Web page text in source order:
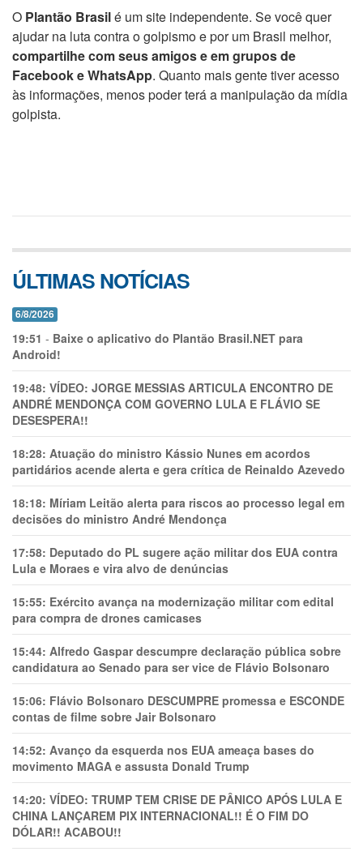
O Plantão Brasilé um site independente. Se você quer
ajudar na luta contra o golpismo e por um Brasil melhor,
compartilhe com seus amigos e em grupos de
Facebook e WhatsApp. Quanto mais gente tiver acesso
às informações, menos poder terá a manipulação da mídia
golpista.
ÚLTIMAS NOTÍCIAS
6/8/2026
19:51 - Baixe o aplicativo do Plantão Brasil.NET para
Android!
19:48: VÍDEO: JORGE MESSIAS ARTICULA ENCONTRO DE
ANDRÉ MENDONÇA COM GOVERNO LULA E FLÁVIO SE
DESESPERA!!
18:28: Atuação do ministro Kássio Nunes em acordos
partidários acende alerta e gera crítica de Reinaldo Azevedo
18:18: Míriam Leitão alerta para riscos ao processo legal em
decisões do ministro André Mendonça
17:58: Deputado do PL sugere ação militar dos EUA contra
Lula e Moraes e vira alvo de denúncias
15:55: Exército avança na modernização militar com edital
para compra de drones camicases
15:44: Alfredo Gaspar descumpre declaração pública sobre
candidatura ao Senado para ser vice de Flávio Bolsonaro
15:06: Flávio Bolsonaro DESCUMPRE promessa e ESCONDE
contas de filme sobre Jair Bolsonaro
14:52: Avanço da esquerda nos EUA ameaça bases do
movimento MAGA e assusta Donald Trump
14:20: VÍDEO: TRUMP TEM CRlSE DE PÂNlCO APÓS LULA E
CHINA LANÇAREM PIX INTERNACIONAL!! É O FIM DO
DÓLAR!! ACABOU!!